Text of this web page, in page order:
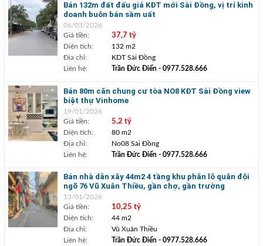
Bán 132m đất đấu giá KĐT mới Sài Đồng, vị trí kinh
doanh buôn bán sầm uất
06/03/2026
Giá tiền:
37,7 tỷ
Diện tích:
132 m2
Địa chỉ:
KDT Sài Đồng
Liên hệ:
Trần Đức Điển- 0977.528.666
Bán 80m căn chung cư tòa NO8 KĐT Sài Đồng view
biệt thự Vinhome
19/01/2026
Giá tiền:
5,2 tỷ
Diện tích:
80 m2
Địa chỉ:
No08 Sài Đồng
Liên hệ:
Trần Đức Điển- 0977.528.666
Bán nhà dân xây 44m2 4 tầng khu phân lô quân đội
ngõ 76 Vũ Xuân Thiều, gần chợ, gần trường
13/01/2026
Giá tiền:
10,25 tỷ
Diện tích:
44 m2
Địa chỉ:
Vũ Xuân Thiều
Liên hệ:
Trần Đức Điển- 0977.528.666